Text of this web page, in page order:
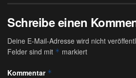
Schreibe einen
Deine E-Mail-Adresse wird nicht
Felder sind mit * markiert
Kommentar *